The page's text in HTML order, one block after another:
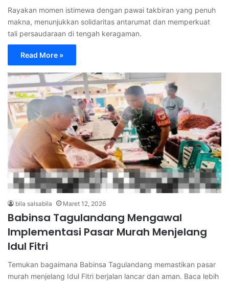
Rayakan momen istimewa dengan pawai takbiran yang penuh
makna, menunjukkan solidaritas antarumat dan memperkuat
tali persaudaraan di tengah keragaman.
Read More »
bila salsabila Maret 12, 2026
Babinsa Tagulandang Mengawal
Implementasi Pasar Murah Menjelang
Idul Fitri
Temukan bagaimana Babinsa Tagulandang memastikan pasar
murah menjelang Idul Fitri berjalan lancar dan aman. Baca lebih